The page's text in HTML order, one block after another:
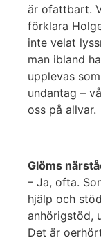
är ofattbart.
förklara
inte velat
man ibland
upplevas
undantag –
oss på allvar.
Glöms
– Ja, ofta.
hjälp och
anhörigstöd,
Det är